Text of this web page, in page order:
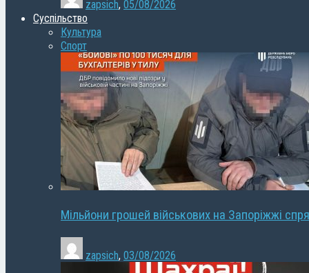
zapsich, 05/08/2026
Суспільство
Культура
Спорт
Мільйони грошей військових на Запоріжжі
zapsich, 03/08/2026